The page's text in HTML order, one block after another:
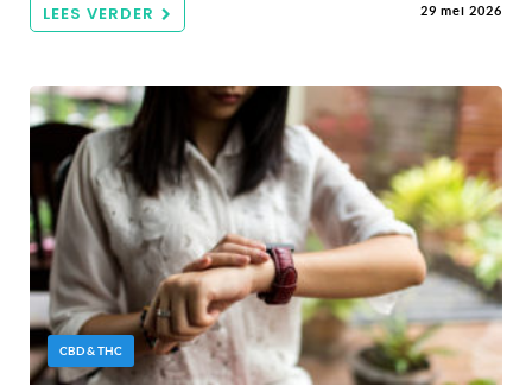
LEES VERDER 29 mei 2026
CBD & THC